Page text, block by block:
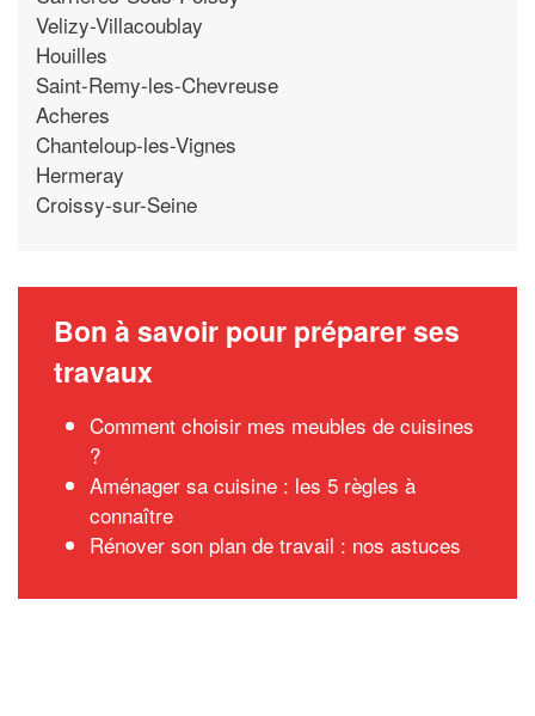
Velizy-Villacoublay
Houilles
Saint-Remy-les-Chevreuse
Acheres
Chanteloup-les-Vignes
Hermeray
Croissy-sur-Seine
Bon à savoir pour préparer ses
travaux
Comment choisir mes meubles de cuisines
?
Aménager sa cuisine : les 5 règles à
connaître
Rénover son plan de travail : nos astuces